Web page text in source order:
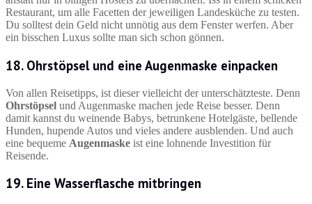
Restaurant, um alle Facetten der jeweiligen Landesküche zu testen.
Du solltest dein Geld nicht unnötig aus dem Fenster werfen. Aber
ein bisschen Luxus sollte man sich schon gönnen.
18. Ohrstöpsel und eine Augenmaske einpacken
Von allen Reisetipps, ist dieser vielleicht der unterschätzteste. Denn
Ohrstöpsel und Augenmaske machen jede Reise besser. Denn
damit kannst du weinende Babys, betrunkene Hotelgäste, bellende
Hunden, hupende Autos und vieles andere ausblenden. Und auch
eine bequeme Augenmaske ist eine lohnende Investition für
Reisende.
19. Eine Wasserflasche mitbringen